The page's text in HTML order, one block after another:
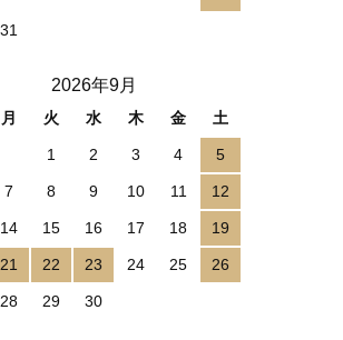
31
2026年9月
月 火 水 木 金 土
1 2 3 4 5
7 8 9 10 11 12
14 15 16 17 18 19
21 22 23 24 25 26
28 29 30